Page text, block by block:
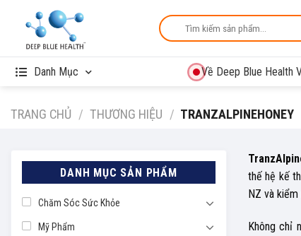
content
Danh Mục Về Deep Blue Health
TRANG CHỦ / THƯƠNG HIỆU / TRANZALPINEHONEY
DANH MỤC SẢN PHẨM
Chăm Sóc Sức Khỏe
Mỹ Phẩm
thế hệ kế
NZ và
Không chỉ